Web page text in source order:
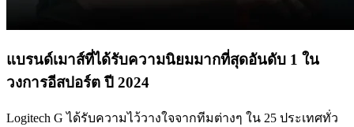
แบรนด์เมาส์ที่ได้รับความนิยมมากที่สุดอันดับ 1 ใน
วงการอีสปอร์ต ปี 2024
Logitech G ได้รับความไว้วางใจจากทีมต่างๆ ใน ​​25 ประเทศทั่ว